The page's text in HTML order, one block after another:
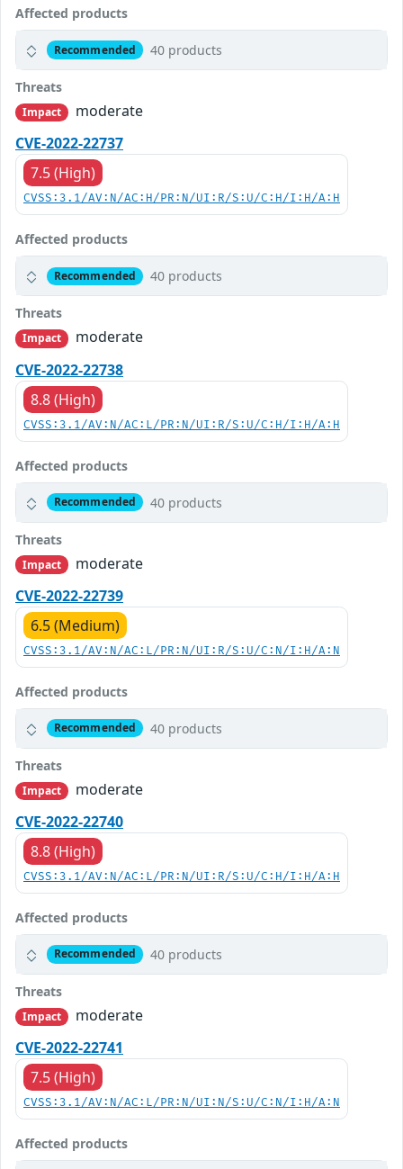
Affected products
Recommended 40 products
Threats
Impact
moderate
CVE-2022-22737
7.5 (High)
CVSS:3.1/AV:N/AC:H/PR:N/UI:R/S:U/C:H/I:H/A:H
Affected products
Recommended 40 products
Threats
Impact
moderate
CVE-2022-22738
8.8 (High)
CVSS:3.1/AV:N/AC:L/PR:N/UI:R/S:U/C:H/I:H/A:H
Affected products
Recommended 40 products
Threats
Impact
moderate
CVE-2022-22739
6.5 (Medium)
CVSS:3.1/AV:N/AC:L/PR:N/UI:R/S:U/C:N/I:H/A:N
Affected products
Recommended 40 products
Threats
Impact
moderate
CVE-2022-22740
8.8 (High)
CVSS:3.1/AV:N/AC:L/PR:N/UI:R/S:U/C:H/I:H/A:H
Affected products
Recommended 40 products
Threats
Impact
moderate
CVE-2022-22741
7.5 (High)
CVSS:3.1/AV:N/AC:L/PR:N/UI:N/S:U/C:N/I:H/A:N
Affected products